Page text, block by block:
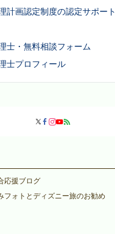
計画認定制度の認定サポート
士・無料相談フォーム
士プロフィール
応援ブログ
フォトとディズニー旅のお勧め